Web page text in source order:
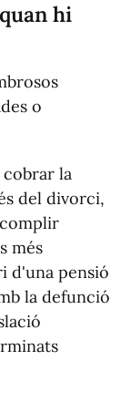
hi
o
cobrar la
del divorci,
més
d'una pensió
la defunció